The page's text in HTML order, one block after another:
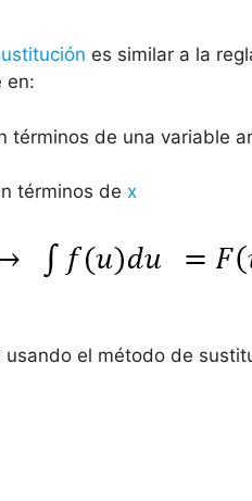
es similar a la
en:
términos de una variable
términos de x
el método de